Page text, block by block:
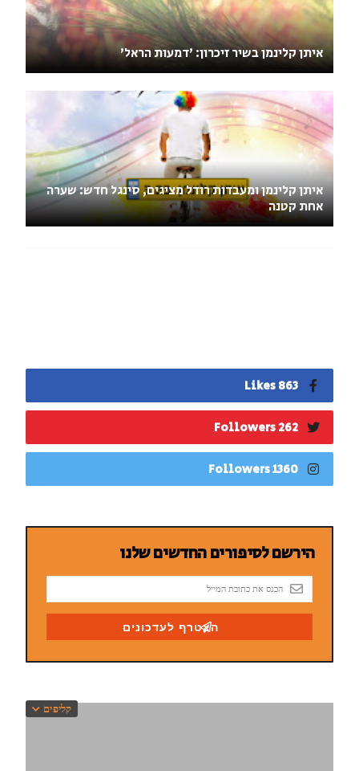
איתן קלינמן בשיר זיכרון: 'דמעות הראל'
איתן קלינמן ומעבדות רודל מציגים, סינגל חדש: שערה
אחת קטנה
863 Likes
262 Followers
1360 Followers
קליפים